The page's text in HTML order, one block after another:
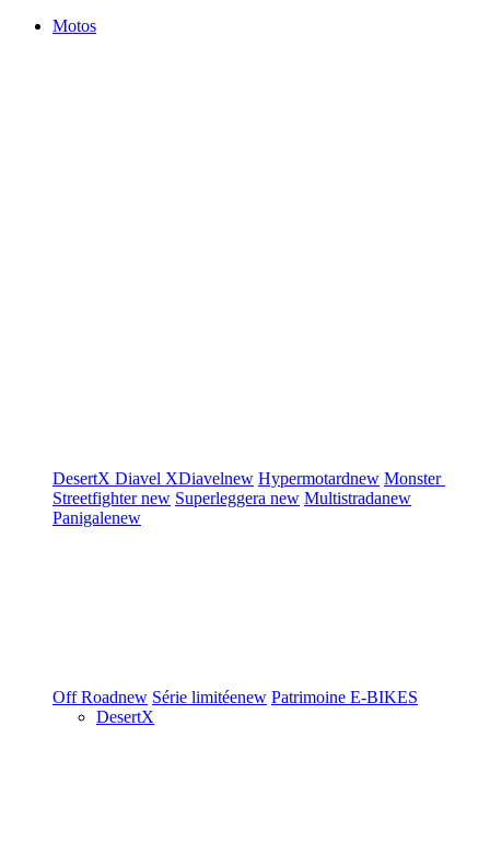
Motos
DesertX Diavel XDiavelnew Hypermotardnew Monster
Streetfighternew Superleggera new Multistradanew
Panigalenew
Off Roadnew Série limitéenew Patrimoine E-BIKES
DesertX